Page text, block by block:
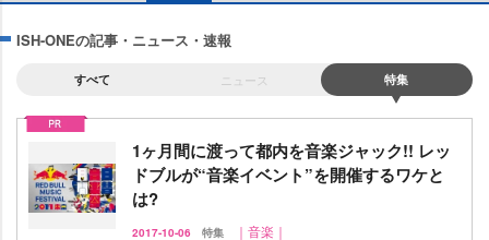
ISH-ONEの記事・ニュース・速報
すべて ニュース 特集
1ヶ月間に渡って都内を音楽ジャック!! レッ
ドブルが“音楽イベント”を開催するワケと
は?
2017-10-06 特集 ｜音楽｜